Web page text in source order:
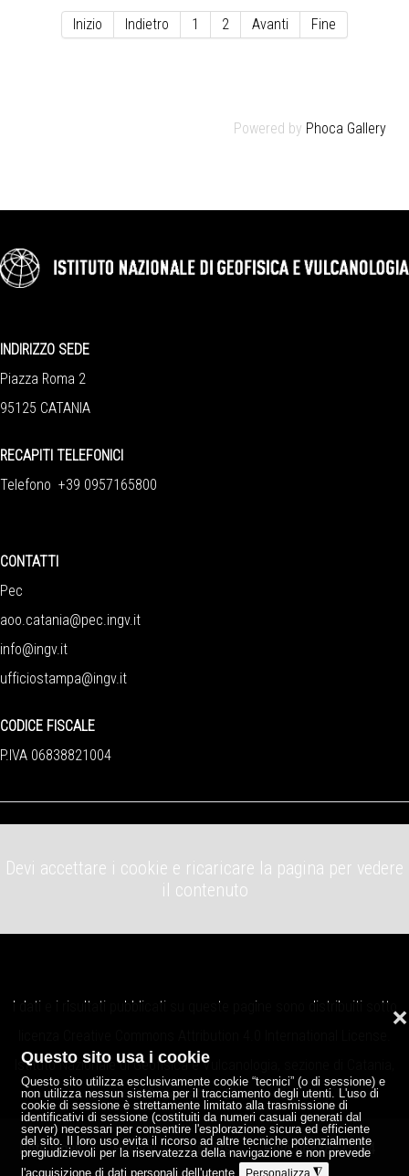
Questo sito usa i cookie
Questo sito utilizza esclusivamente cookie “tecnici” (o di sessione) e
non utilizza nessun sistema per il tracciamento degli utenti. L'uso di
cookie di sessione è strettamente limitato alla trasmissione di
identificativi di sessione (costituiti da numeri casuali generati dal
server) necessari per consentire l'esplorazione sicura ed efficiente
del sito. Il loro uso evita il ricorso ad altre tecniche potenzialmente
pregiudizievoli per la riservatezza della navigazione e non prevede
l'acquisizione di dati personali dell'utente
Personalizza◮
❌
Inizio Indietro 1 2 Avanti Fine
Powered by Phoca Gallery
INDIRIZZO SEDE
Piazza Roma 2
95125 CATANIA
RECAPITI TELEFONICI
Telefono +39 0957165800
CONTATTI
Pec
aoo.catania@pec.ingv.it
info@ingv.it
ufficiostampa@ingv.it
CODICE FISCALE
P.IVA 06838821004
Devi accettare i cookie e ricaricare la pagina per vedere
il contenuto
I dati e i risultati pubblicati su queste pagine sono distribuiti sotto
Istituto Nazionale di Geofisica e Vulcanologia, sezione di Catania,
Osservatorio Etneo.
Note legali Privacy Credits P.IVA 06838821004